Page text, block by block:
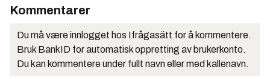
Kommentarer
Du må være innlogget hos Ifrågasätt for å kommentere.
Bruk BankID for automatisk oppretting av brukerkonto.
Du kan kommentere under fullt navn eller med kallenavn.